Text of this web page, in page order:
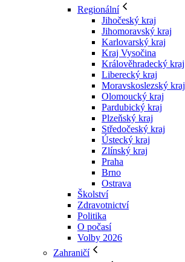
Regionální
Jihočeský kraj
Jihomoravský kraj
Karlovarský kraj
Kraj Vysočina
Králověhradecký kraj
Liberecký kraj
Moravskoslezský kraj
Olomoucký kraj
Pardubický kraj
Plzeňský kraj
Středočeský kraj
Ústecký kraj
Zlínský kraj
Praha
Brno
Ostrava
Školství
Zdravotnictví
Politika
O počasí
Volby 2026
Zahraničí